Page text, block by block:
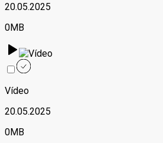
20.05.2025
0MB
Vídeo
20.05.2025
0MB